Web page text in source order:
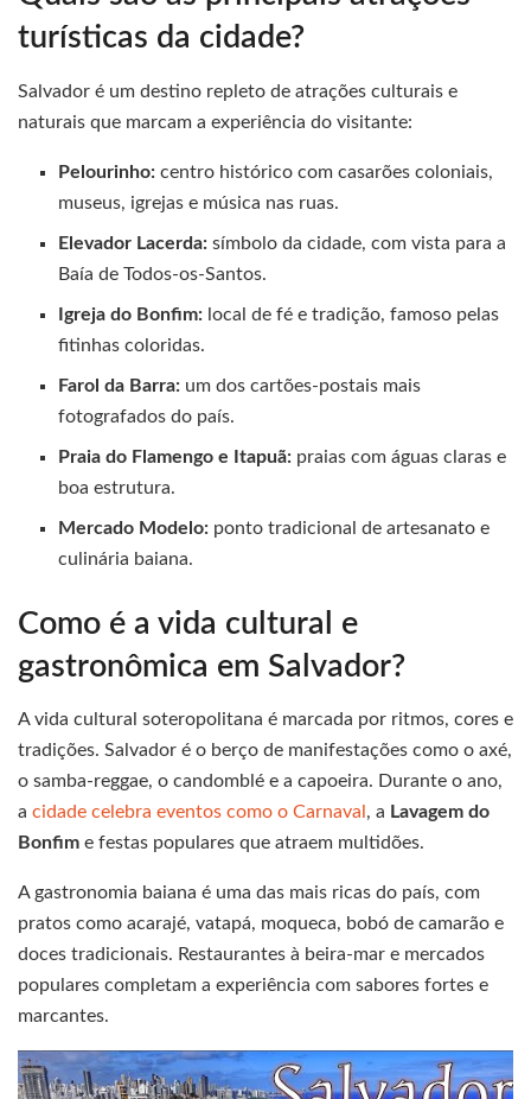
turísticas da cidade?
Salvador é um destino repleto de atrações culturais e
naturais que marcam a experiência do visitante:
Pelourinho: centro histórico com casarões coloniais,
museus, igrejas e música nas ruas.
Elevador Lacerda: símbolo da cidade, com vista para a
Baía de Todos-os-Santos.
Igreja do Bonfim: local de fé e tradição, famoso pelas
fitinhas coloridas.
Farol da Barra: um dos cartões-postais mais
fotografados do país.
Praia do Flamengo e Itapuã: praias com águas claras e
boa estrutura.
Mercado Modelo: ponto tradicional de artesanato e
culinária baiana.
Como é a vida cultural e
gastronômica em Salvador?
A vida cultural soteropolitana é marcada por ritmos, cores e
tradições. Salvador é o berço de manifestações como o axé,
o samba-reggae, o candomblé e a capoeira. Durante o ano,
a cidade celebra eventos como o Carnaval , a Lavagem do
Bonfim e festas populares que atraem multidões.
A gastronomia baiana é uma das mais ricas do país, com
pratos como acarajé, vatapá, moqueca, bobó de camarão e
doces tradicionais. Restaurantes à beira-mar e mercados
populares completam a experiência com sabores fortes e
marcantes.